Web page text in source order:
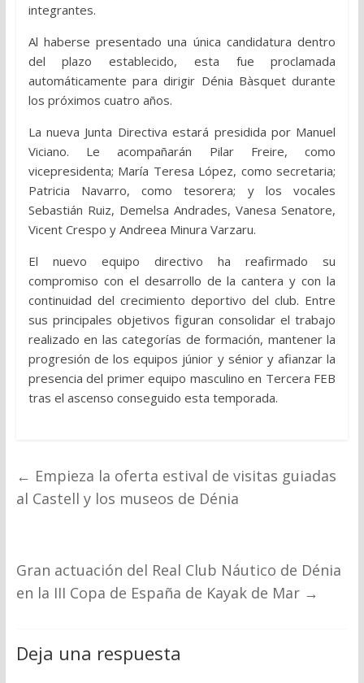
integrantes.
Al haberse presentado una única candidatura dentro
del plazo establecido, esta fue proclamada
automáticamente para dirigir Dénia Bàsquet durante
los próximos cuatro años.
La nueva Junta Directiva estará presidida por Manuel
Viciano. Le acompañarán Pilar Freire, como
vicepresidenta; María Teresa López, como secretaria;
Patricia Navarro, como tesorera; y los vocales
Sebastián Ruiz, Demelsa Andrades, Vanesa Senatore,
Vicent Crespo y Andreea Minura Varzaru.
El nuevo equipo directivo ha reafirmado su
compromiso con el desarrollo de la cantera y con la
continuidad del crecimiento deportivo del club. Entre
sus principales objetivos figuran consolidar el trabajo
realizado en las categorías de formación, mantener la
progresión de los equipos júnior y sénior y afianzar la
presencia del primer equipo masculino en Tercera FEB
tras el ascenso conseguido esta temporada.
← Empieza la oferta estival de visitas guiadas
al Castell y los museos de Dénia
Gran actuación del Real Club Náutico de Dénia
en la III Copa de España de Kayak de Mar →
Deja una respuesta